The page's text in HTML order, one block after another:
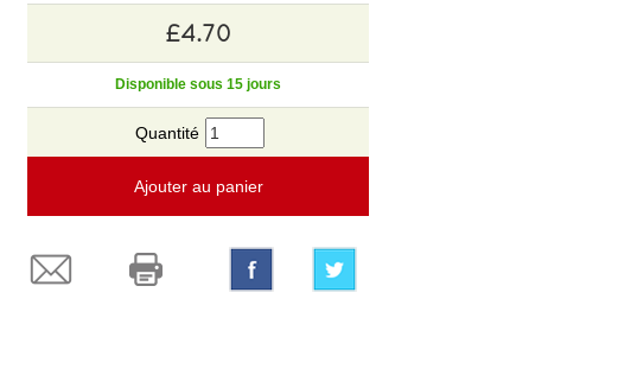
£4.70
Disponible sous 15 jours
Quantité
Ajouter au panier